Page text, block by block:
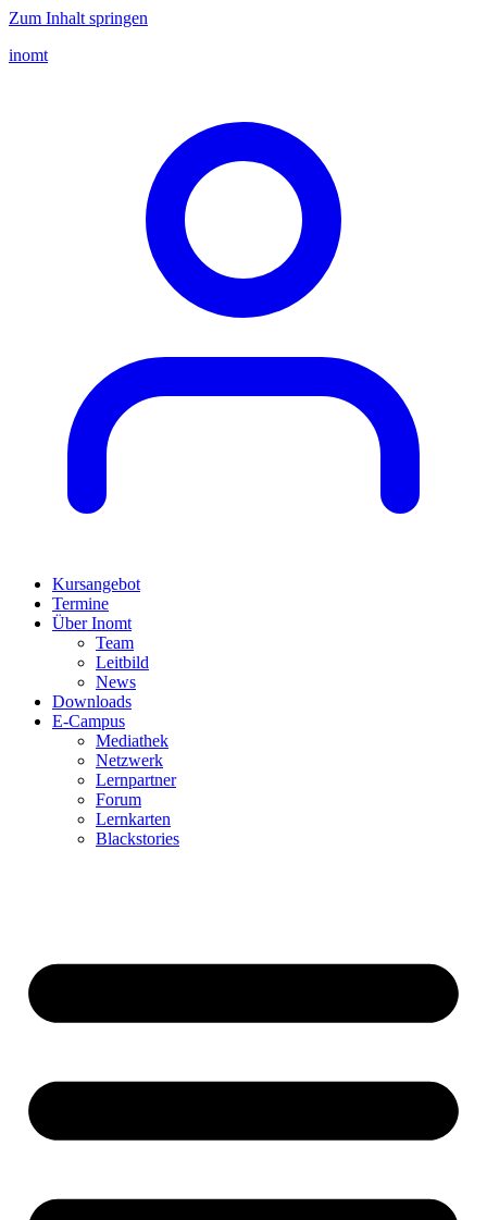
Zum Inhalt springen
inomt
Kursangebot
Termine
Über Inomt
Team
Leitbild
News
Downloads
E-Campus
Mediathek
Netzwerk
Lernpartner
Forum
Lernkarten
Blackstories